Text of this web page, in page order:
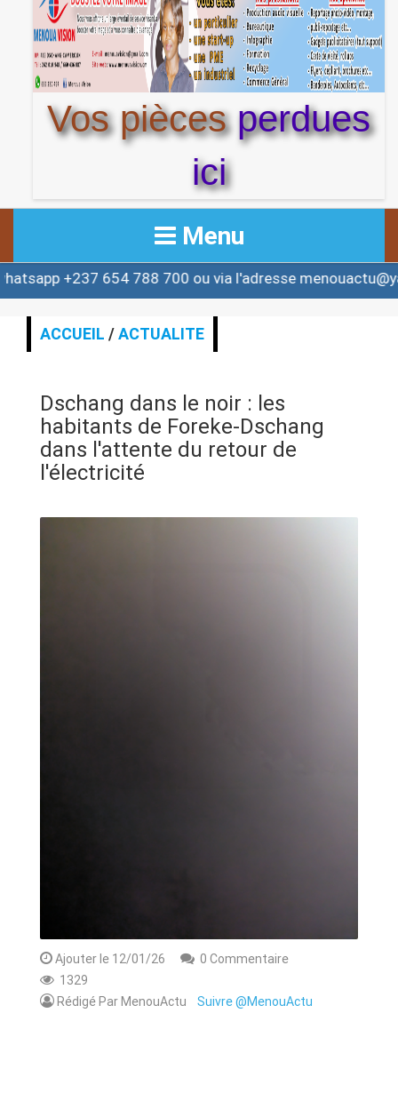
Vos piècesperdues
ici
Menu
ACCUEIL
ACTUALITE
ALERTE
ANNONCE
654 788 700 ou via l'adresse menouactu@yahoo.com
ACCUEIL /ACTUALITE
Dschang dans le noir : les
habitants de Foreke-Dschang
dans l'attente du retour de
l'électricité
Ajouter le 12/01/26
0 Commentaire
1329
Rédigé Par MenouActu Suivre @MenouActu